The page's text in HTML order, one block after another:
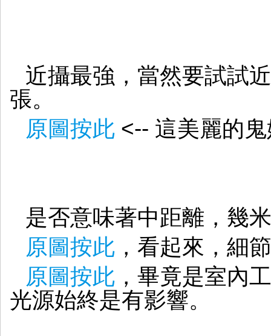
近攝最強，當然要試試
張。
原圖按此 <-- 這美麗的
是否意味著中距離，幾
原圖按此 ，看起來，細
原圖按此 ，畢竟是室內
光源始終是有影響。